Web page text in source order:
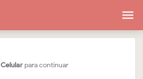
menu
Celularpara continuar